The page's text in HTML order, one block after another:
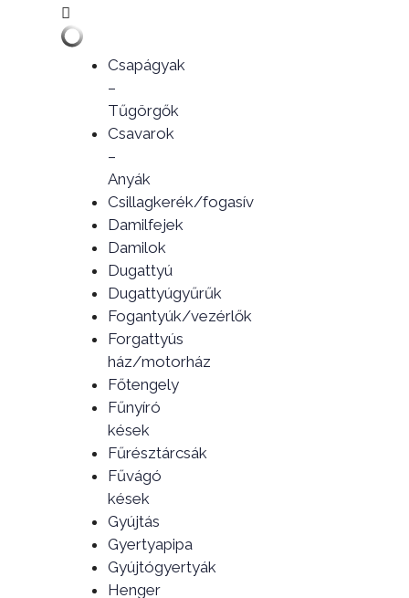
Csapágyak
–
Tűgörgők
Csavarok
–
Anyák
Csillagkerék/fogasív
Damilfejek
Damilok
Dugattyú
Dugattyúgyűrűk
Fogantyúk/vezérlők
Forgattyús
ház/motorház
Főtengely
Fűnyíró
kések
Fűrésztárcsák
Fűvágó
kések
Gyújtás
Gyertyapipa
Gyújtógyertyák
Henger